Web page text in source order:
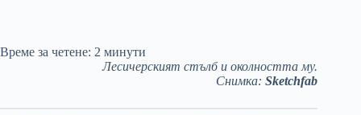
Време за четене: 2 минути
Лесичерският стълб и околността му.
Снимка:Sketchfab